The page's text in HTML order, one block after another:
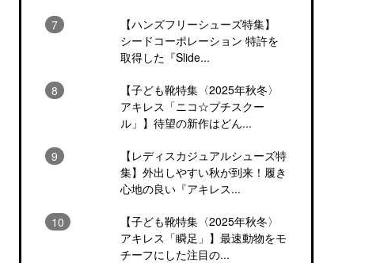
【ハンズフリーシューズ特集】
シードコーポレーション 特許を
取得した『Slide...
【子ども靴特集〈2025年秋冬〉
アキレス「ニコ☆プチスクー
ル」】待望の新作はどん...
【レディスカジュアルシューズ特
集】外出しやすい秋が到来！履き
心地の良い『アキレス...
【子ども靴特集〈2025年秋冬〉
アキレス「瞬足」】最速動物をモ
チーフにした注目の...